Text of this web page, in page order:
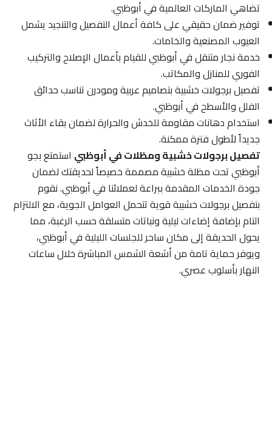
تضاهي الماركات العالمية في أبوظبي.
توفير ضمان حقيقي على كافة أعمال التفصيل والتنجيد يشمل
العيوب المصنعية والخامات.
خدمة نجار متنقل في أبوظبي للقيام بأعمال الإصلاح والتركيب
الفوري للمنازل والمكاتب.
تفصيل برجولات خشبية بتصاميم عربية ومودرن تناسب حدائق
الفلل والأسطح في أبوظبي.
استخدام دهانات مقاومة للخدش والحرارة لضمان بقاء الأثاث
جديداً لأطول فترة ممكنة.
تفصيل برجولات خشبية ومظلات في أبوظبياستمتع بجو
أبوظبي تحت مظلة خشبية مصممة خصيصاً لحديقتك لضمان
جودة الخدمات المقدمة ببراعة لعملائنا في أبوظبي. نقوم
بتفصيل برجولات خشبية قوية تتحمل العوامل الجوية، مع الالتزام
التام بإضافة إضاءات ليلية ونباتات متسلقة حسب الرغبة، مما
يحول الحديقة إلى مكان ساحر للجلسات الليلية في أبوظبي،
ويوفر حماية تامة من أشعة الشمس المباشرة خلال ساعات
النهار بأسلوب عصري.